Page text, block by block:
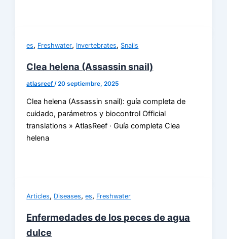
es, Freshwater, Invertebrates, Snails
Clea helena (Assassin snail)
atlasreef /20 septiembre, 2025
Clea helena (Assassin snail): guía completa de
cuidado, parámetros y biocontrol Official
translations » AtlasReef · Guía completa Clea
helena
Articles, Diseases,es, Freshwater
Enfermedades de los peces de agua
dulce